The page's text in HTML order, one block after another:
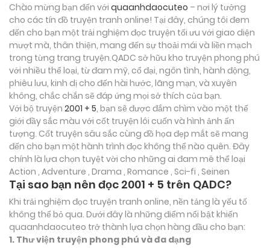
Chào mừng bạn đến với quaanhdaocuteo – nơi lý tưởng
cho các tín đồ truyện tranh online! Tại đây, chúng tôi đem
đến cho bạn một trải nghiệm đọc truyện tối ưu với giao diện
mượt mà, thân thiện, mang đến sự thoải mái và liền mạch
trong từng trang truyện.QADC sở hữu kho truyện phong phú
với nhiều thể loại, từ đam mỹ, cổ đại, ngôn tình, hành động,
phiêu lưu, kinh dị cho đến hài hước, lãng mạn, và xuyên
không, chắc chắn sẽ đáp ứng mọi sở thích của bạn.
Với bộ truyện 2001 + 5, bạn sẽ được đắm chìm vào một thế
giới đầy sắc màu với cốt truyện lôi cuốn và hình ảnh ấn
tượng. Cốt truyện sâu sắc cùng đồ họa đẹp mắt sẽ mang
đến cho bạn một hành trình đọc không thể nào quên. Đây
chính là lựa chọn tuyệt vời cho những ai đam mê thể loại
Action , Adventure , Drama , Romance , Sci-fi , Seinen
Tại sao bạn nên đọc 2001 + 5 trên QADC?
Khi trải nghiệm đọc truyện tranh online, nền tảng là yếu tố
không thể bỏ qua. Dưới đây là những điểm nổi bật khiến
quaanhdaocuteo trở thành lựa chọn hàng đầu cho bạn:
1. Thư viện truyện phong phú và đa dạng